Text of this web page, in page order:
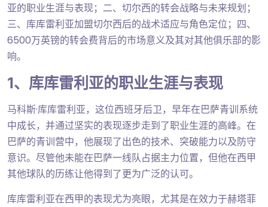
亚的职业生涯与表现；二、切尔西的转会战略与未来规划；
三、库库雷利亚加盟切尔西后的战术适应与角色定位；四、
6500万英镑的转会费背后的市场意义及其对其他俱乐部的影
响。
1、库库雷利亚的职业生涯与表现
马科斯·库库雷利亚，这位西班牙后卫，早年在巴萨青训系统
中成长，并通过坚实的表现逐步走到了职业生涯的高峰。在
巴萨的青训营中，他展现了出色的技术、突破能力以及防守
意识。尽管他未能在巴萨一线队占据主力位置，但他在西甲
其他球队的历练让他得到了更为广泛的认可。
库库雷利亚在西甲的表现尤为亮眼，尤其是在效力于赫塔菲